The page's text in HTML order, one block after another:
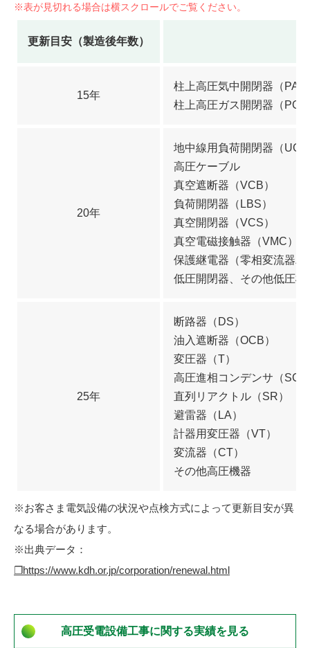
更新目安（製造後年数）
15年
柱上高圧気中開閉器（PAS
柱上高圧ガス開閉器（PGS
20年
地中線用負荷開閉器（
高圧ケーブル
真空遮断器（VCB）
負荷開閉器（LBS）
真空開閉器（VCS）
真空電磁接触器（VMC）
保護継電器（零相変流器
低圧開閉器、その他低圧機
25年
断路器（DS）
油入遮断器（OCB）
変圧器（T）
高圧進相コンデンサ（SC
直列リアクトル（SR）
避雷器（LA）
計器用変圧器（VT）
変流器（CT）
その他高圧機器
※お客さま電気設備の状況や点検方式によって更新目安が異
なる場合があります。
※出典データ：
❐https://www.kdh.or.jp/corporation/renewal.html
高圧受電設備工事に関する実績を見る